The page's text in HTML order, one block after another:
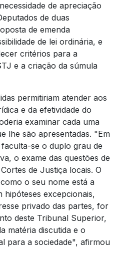
de apreciação
de duas
de emenda
de lei ordinária, e
critérios para a
e a criação da súmula
permitiriam atender aos
e da efetividade do
examinar cada uma
lhe são apresentadas. "Em
se o duplo grau de
o exame das questões de
de Justiça locais. O
o seu nome está a
hipóteses excepcionais,
privado das partes, for
deste Tribunal Superior,
matéria discutida e o
para a sociedade", afirmou